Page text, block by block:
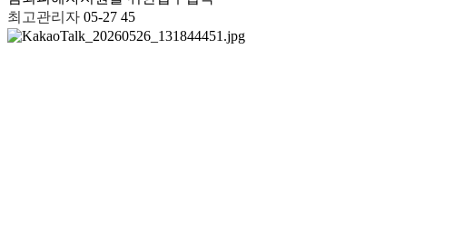
최고관리자 05-27 45